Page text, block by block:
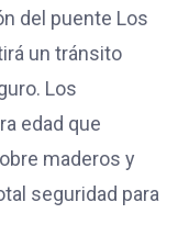
del puente Los
un tránsito
Los
edad que
maderos y
seguridad para